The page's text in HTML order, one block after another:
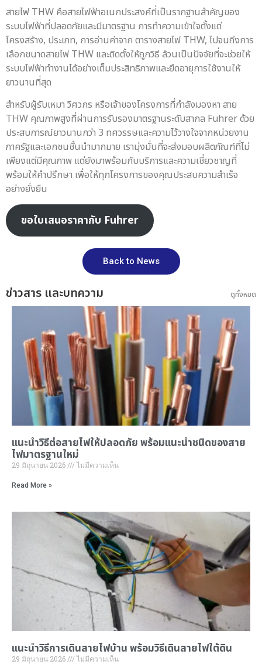
สายไฟ THW คือสายไฟฟ้าอเนกประสงค์ที่เป็นรากฐานสำคัญของ
ระบบไฟฟ้าที่ปลอดภัยและมีมาตรฐาน การทำความเข้าใจตั้งแต่
โครงสร้าง, ประเภท, การอ่านค่าจาก ตารางสายไฟ THW, ไปจนถึงการ
เลือกขนาดสายไฟ THW และติดตั้งให้ถูกวิธี ล้วนเป็นปัจจัยที่จะช่วยให้
ระบบไฟฟ้าทำงานได้อย่างเต็มประสิทธิภาพและยืดอายุการใช้งานให้
ยาวนานที่สุด
สำหรับผู้รับเหมา วิศวกร หรือเจ้าของโครงการที่กำลังมองหา สาย
THW คุณภาพสูงที่ผ่านการรับรองมาตรฐานระดับสากล Fuhrer ด้วย
ประสบการณ์ยาวนานกว่า 3 ทศวรรษและความไว้วางใจจากหน่วยงาน
ภาครัฐและเอกชนชั้นนำมากมาย เรามุ่งมั่นที่จะส่งมอบผลิตภัณฑ์ที่ไม่
เพียงแต่มีคุณภาพ แต่ยังมาพร้อมกับบริการและความเชี่ยวชาญที่
พร้อมให้คำปรึกษา เพื่อให้ทุกโครงการของคุณประสบความสำเร็จ
อย่างยั่งยืน
ขอใบเสนอราคากับ Fuhrer
Back to News
ข่าวสาร และบทความ ดูทั้งหมด
แนะนำวิธีต่อสายไฟให้ปลอดภัย พร้อมแนะนำชนิดของสาย
ไฟมาตรฐานใหม่
29 มิถุนายน 2026 ไม่มีความเห็น
Read More »
แนะนำวิธีการเดินสายไฟบ้าน พร้อมวิธีเดินสายไฟใต้ดิน
29 มิถุนายน 2026 ไม่มีความเห็น